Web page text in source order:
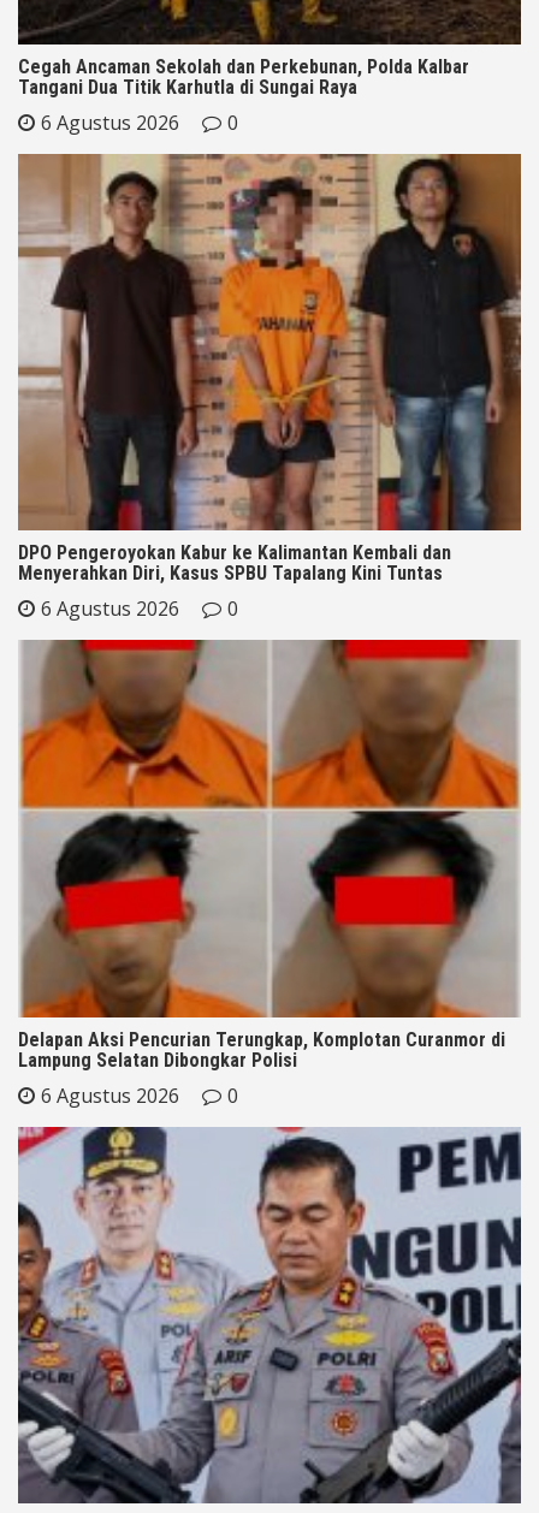
Cegah Ancaman Sekolah dan Perkebunan, Polda Kalbar
Tangani Dua Titik Karhutla di Sungai Raya
6 Agustus 2026 0
DPO Pengeroyokan Kabur ke Kalimantan Kembali dan
Menyerahkan Diri, Kasus SPBU Tapalang Kini Tuntas
6 Agustus 2026 0
Delapan Aksi Pencurian Terungkap, Komplotan Curanmor di
Lampung Selatan Dibongkar Polisi
6 Agustus 2026 0